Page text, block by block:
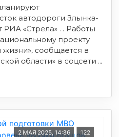
автодороги Злынка-
«Стрела» . . Работы
проекту
сообщается в
области» в соцсети ...
2 МАЯ 2025, 14:36 122